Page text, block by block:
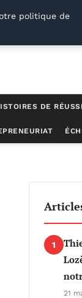
DE
1
21
politique de